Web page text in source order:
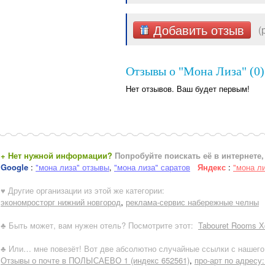
Добавить отзыв
Отзывы о "Мона Лиза" (0)
Нет отзывов. Ваш будет первым!
+ Нет нужной информации? Попробуйте поискать её в
Google : "мона лиза" отзывы, "мона лиза" саратов Яндекс : "мона
♥ Другие организации из этой же категории:
экономросторг нижний новгород, реклама-сервис набережные челны
♣ Быть может, вам нужен отель? Посмотрите этот: Tabouret Rooms
♣ Или… мне повезёт! Вот две абсолютно случайные ссылки с
Отзывы о почте в ПОЛЫСАЕВО 1 (индекс 652561), про-арт по